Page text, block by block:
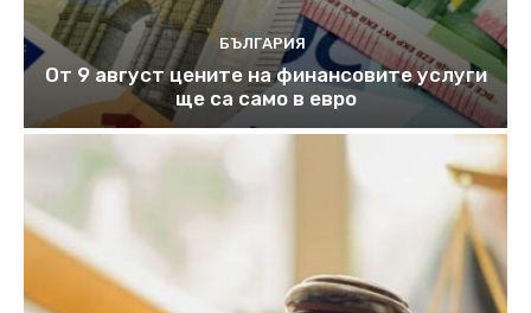
БЪЛГАРИЯ
От 9 август цените на финансовите услуги
ще са само в евро